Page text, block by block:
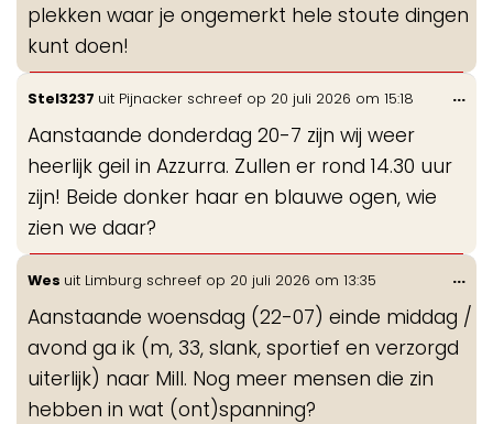
plekken waar je ongemerkt hele stoute dingen
kunt doen!
Stel3237 uit Pijnacker schreef op 20 juli 2026 om 15:18
Aanstaande donderdag 20-7 zijn wij weer
heerlijk geil in Azzurra. Zullen er rond 14.30 uur
zijn! Beide donker haar en blauwe ogen, wie
zien we daar?
...
Wes uit Limburg schreef op 20 juli 2026 om 13:35
Aanstaande woensdag (22-07) einde middag /
avond ga ik (m, 33, slank, sportief en verzorgd
uiterlijk) naar Mill. Nog meer mensen die zin
hebben in wat (ont)spanning?
...